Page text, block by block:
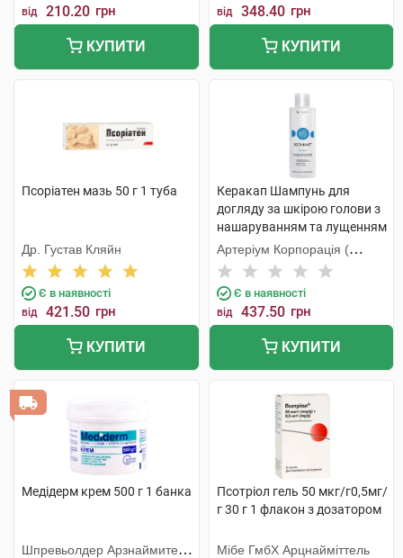
від 210.20 грн
КУПИТИ
від 348.40 грн
КУПИТИ
Псоріатен мазь 50 г 1 туба
Др. Густав Кляйн
Є в наявності
від 421.50 грн
КУПИТИ
Керакап Шампунь для
догляду за шкірою голови з
нашаруванням та лущенням
250 мл 1 флакон
Артеріум Корпорація (
КМП+Галичфарм)
Є в наявності
від 437.50 грн
КУПИТИ
Медідерм крем 500 г 1 банка
Шпревьолдер Арзнаймитель
Псотріол гель 50 мкг/г0,5мг/
г 30 г 1 флакон з дозатором
Мібе ГмбХ Арцнайміттель